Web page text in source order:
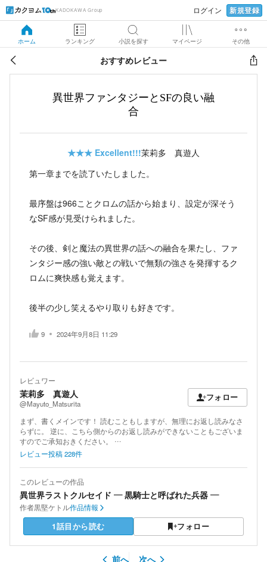
KADOKAWA Group ログイン 新規登録
ホーム ランキング 小説を探す マイページ その他
おすすめレビュー
異世界ファンタジーとSFの良い融
合
★★★ Excellent!!!茉莉多 真遊人
第一章までを読了いたしました。
最序盤は966ことクロムの話から始まり、設定が深そう
なSF感が見受けられました。
その後、剣と魔法の異世界の話への融合を果たし、ファ
ンタジー感の強い敵との戦いで無類の強さを発揮するク
ロムに爽快感も覚えます。
後半の少し笑えるやり取りも好きです。
9 2024年9月8日 11:29
レビュワー
茉莉多 真遊人
@Mayuto_Matsurita
フォロー
まず、書くメインです！ 読むこともしますが、無理にお返し読みなさ
らずに。 逆に、こちら側からのお返し読みができないこともございま
すのでご承知おきください。 …
レビュー投稿228件
このレビューの作品
異世界ラストクルセイド ― 黒騎士と呼ばれた兵器 ―
作者黒堅ケトル作品情報
1話目から読む フォロー
前へ 次へ